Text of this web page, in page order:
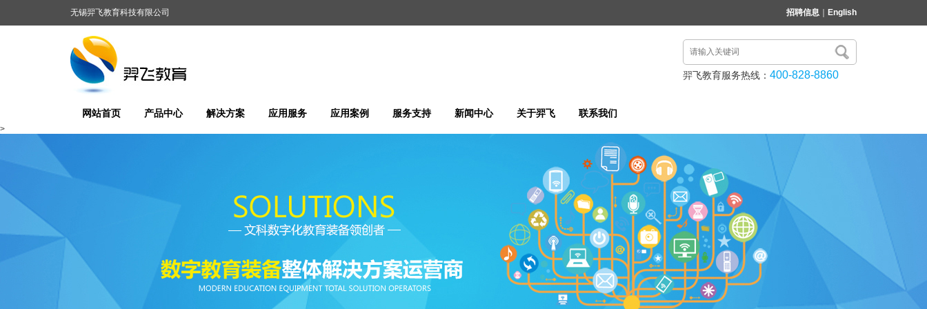
无锡羿飞教育科技有限公司 招聘信息 English
羿飞教育服务热线： 400-828-8860
网站首页 产品中心 解决方案 应用服务 应用案例 服务支持 新闻中心 关于羿飞 联系我们
>